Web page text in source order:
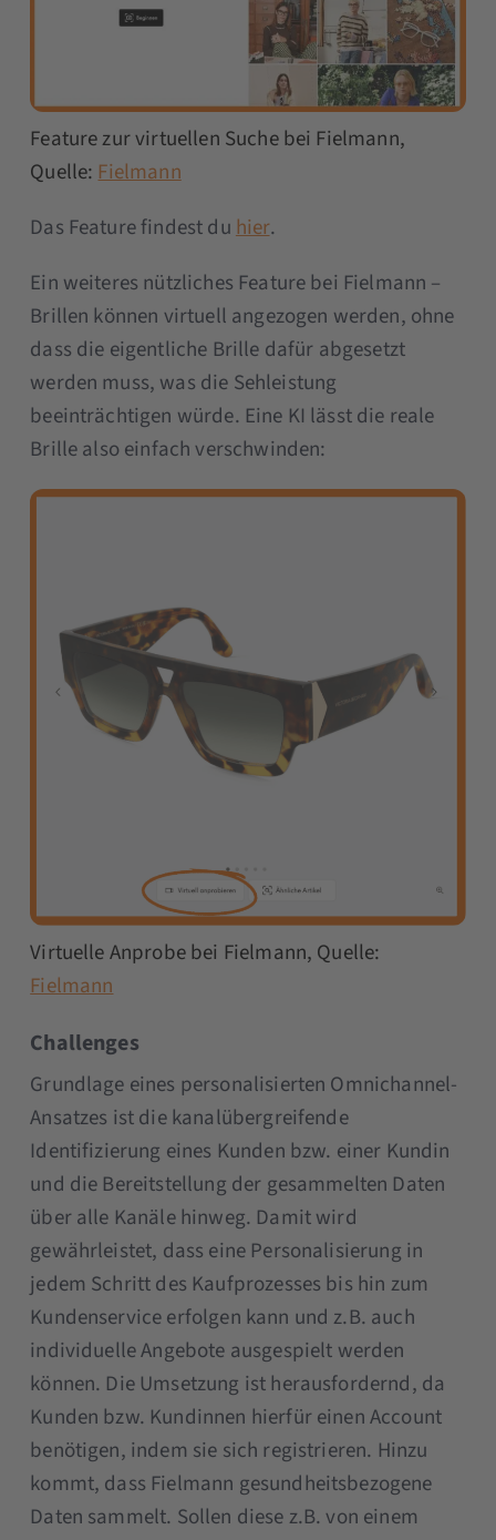
Feature zur virtuellen Suche bei Fielmann,
Quelle:Fielmann
Das Feature findest duhier.
Ein weiteres nützliches Feature bei Fielmann –
Brillen können virtuell angezogen werden, ohne
dass die eigentliche Brille dafür abgesetzt
werden muss, was die Sehleistung
beeinträchtigen würde. Eine KI lässt die reale
Brille also einfach verschwinden:
Virtuelle Anprobe bei Fielmann, Quelle:
Fielmann
Challenges
Grundlage eines personalisierten Omnichannel-
Ansatzes ist die kanalübergreifende
Identifizierung eines Kunden bzw. einer Kundin
und die Bereitstellung der gesammelten Daten
über alle Kanäle hinweg. Damit wird
gewährleistet, dass eine Personalisierung in
jedem Schritt des Kaufprozesses bis hin zum
Kundenservice erfolgen kann und z.B. auch
individuelle Angebote ausgespielt werden
können. Die Umsetzung ist herausfordernd, da
Kunden bzw. Kundinnen hierfür einen Account
benötigen, indem sie sich registrieren. Hinzu
kommt, dass Fielmann gesundheitsbezogene
Daten sammelt. Sollen diese z.B. von einem